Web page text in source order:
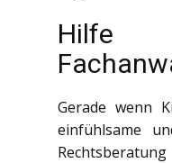
Hilfe
Gerade wenn
einfühlsame